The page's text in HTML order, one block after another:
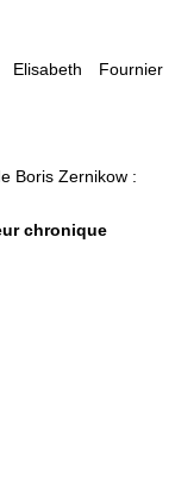
Fournier
Boris Zernikow :
chronique